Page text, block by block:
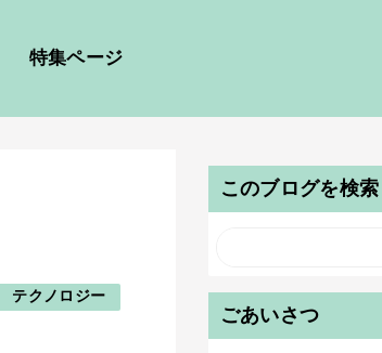
特集ページ
テクノロジー
このブログを検索
ごあいさつ